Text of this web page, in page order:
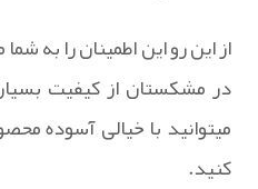
از این رو این اطمینان را به
در مشکستان از کیفیت
میتوانید با خیالی آسوده
کنید.